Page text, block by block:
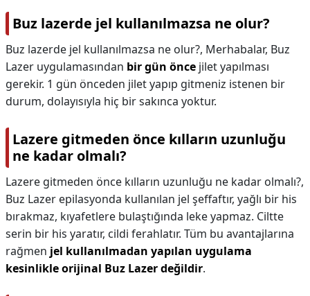
Buz lazerde jel kullanılmazsa ne olur?
Buz lazerde jel kullanılmazsa ne olur?, Merhabalar, Buz
Lazer uygulamasından bir gün önce jilet yapılması
gerekir. 1 gün önceden jilet yapıp gitmeniz istenen bir
durum, dolayısıyla hiç bir sakınca yoktur.
Lazere gitmeden önce kılların uzunluğu
ne kadar olmalı?
Lazere gitmeden önce kılların uzunluğu ne kadar olmalı?,
Buz Lazer epilasyonda kullanılan jel şeffaftır, yağlı bir his
bırakmaz, kıyafetlere bulaştığında leke yapmaz. Ciltte
serin bir his yaratır, cildi ferahlatır. Tüm bu avantajlarına
rağmen jel kullanılmadan yapılan uygulama
kesinlikle orijinal Buz Lazer değildir.